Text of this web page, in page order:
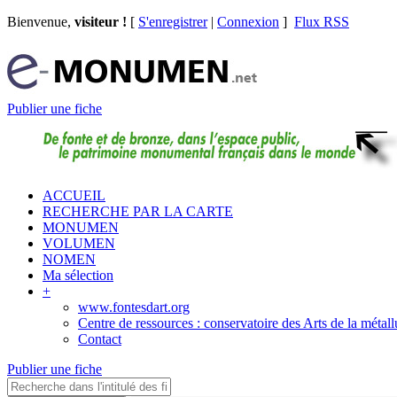
Bienvenue, visiteur ! [ S'enregistrer| Connexion ] Flux RSS
Publier une fiche
ACCUEIL
RECHERCHE PAR LA CARTE
MONUMEN
VOLUMEN
NOMEN
Ma sélection
+
www.fontesdart.org
Centre de ressources : conservatoire des Arts de la
Contact
Publier une fiche